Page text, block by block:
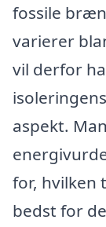
fossile
varierer
vil derfor
aspekt.
for, hvilken
bedst for